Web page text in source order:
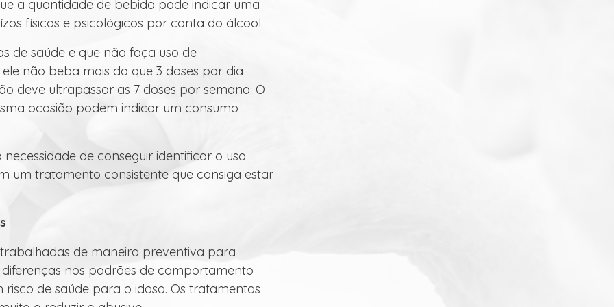
a quantidade de bebida pode indicar uma
físicos e psicológicos por conta do álcool.
de saúde e que não faça uso de
não beba mais do que 3 doses por dia
deve ultrapassar as 7 doses por semana. O
ocasião podem indicar um consumo
de conseguir identificar o uso
um tratamento consistente que consiga estar
de maneira preventiva para
nos padrões de comportamento
de saúde para o idoso. Os tratamentos